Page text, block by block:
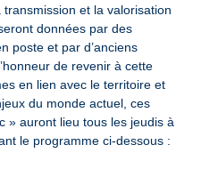
transmission et la valorisation
données par des
poste et par d’anciens
de revenir à cette
en lien avec le territoire et
du monde actuel, ces
» auront lieu tous les jeudis à
le programme ci-dessous :